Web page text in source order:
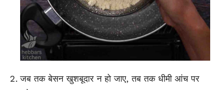
जब तक बेसन खुशबूदार न हो जाए, तब तक धीमी आंच पर